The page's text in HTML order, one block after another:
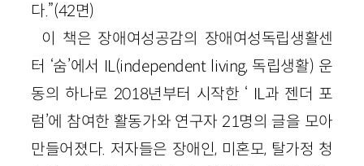
다.”(42면)
이 책은 장애여성공감의 장애여성독립생활센
터 ‘숨’에서 IL(independent living, 독립생활) 운
동의 하나로 2018년부터 시작한 ‘ IL과 젠더 포
럼’에 참여한 활동가와 연구자 21명의 글을 모아
만들어졌다. 저자들은 장애인, 미혼모, 탈가정 청